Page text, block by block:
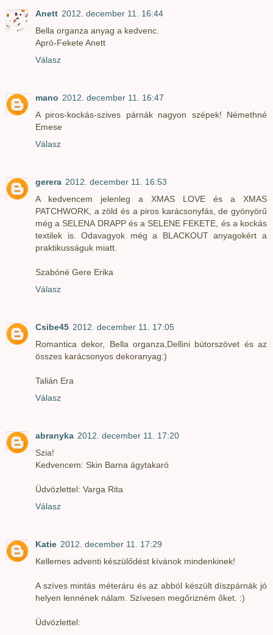
Anett 2012. december 11. 16:44
Bella organza anyag a kedvenc.
Apró-Fekete Anett
Válasz
mano 2012. december 11. 16:47
A piros-kockás-szives párnák nagyon szépek! Némethné
Emese
Válasz
gerera 2012. december 11. 16:53
A kedvencem jelenleg a XMAS LOVE és a XMAS
PATCHWORK, a zöld és a piros karácsonyfás, de gyönyörű
még a SELENA DRAPP és a SELENE FEKETE, és a kockás
textilek is. Odavagyok még a BLACKOUT anyagokért a
praktikusságuk miatt.
Szabóné Gere Erika
Válasz
Csibe45 2012. december 11. 17:05
Romantica dekor, Bella organza,Dellini bútorszövet és az
összes karácsonyos dekoranyag:)
Talián Era
Válasz
abranyka 2012. december 11. 17:20
Szia!
Kedvencem: Skin Barna ágytakaró
Üdvözlettel: Varga Rita
Válasz
Katie 2012. december 11. 17:29
Kellemes adventi készülődést kívánok mindenkinek!
A szíves mintás méteráru és az abból készült díszpárnák jó
helyen lennének nálam. Szívesen megőrizném őket. :)
Üdvözlettel: